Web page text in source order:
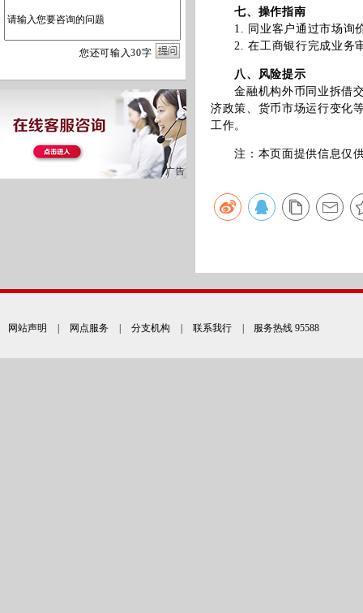
您还可输入30字
七、操作指南
1. 同业客户通过市场询价
2. 在工商银行完成业务审
八、风险提示
金融机构外币同业拆借交
济政策、货币市场运行变化
工作。
注：本页面提供信息仅供
网站声明 网点服务 分支机构 联系我行 | 服务热线 95588